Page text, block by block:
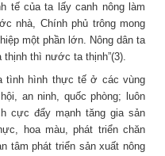
tế của ta lấy canh nông làm
nhà, Chính phủ trông mong
một phần lớn. Nông dân ta
thì nước ta thịnh”(3).
tình hình thực tế ở các vùng
an ninh, quốc phòng; luôn
cực đẩy mạnh tăng gia sản
hoa màu, phát triển chăn
tâm phát triển sản xuất nông